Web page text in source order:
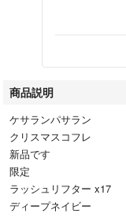
商品説明
ケサランパサラン
クリスマスコフレ
新品です
限定
ラッシュリフター x17
ディープネイビー